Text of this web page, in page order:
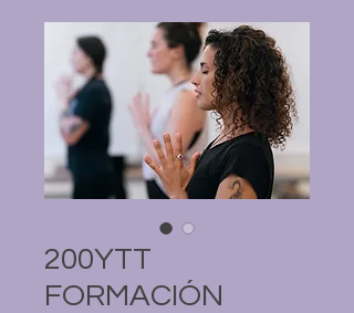
200YTT
FORMACIÓN